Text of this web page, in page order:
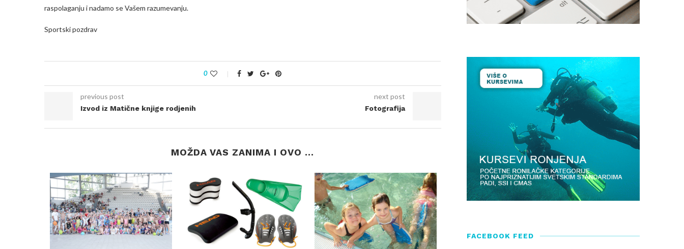
raspolaganju i nadamo se Vašem razumevanju.
Sportski pozdrav
0
previous post
Izvod iz Matične knjige rodjenih
next post
Fotografija
MOŽDA VAS ZANIMA I OVO ...
FACEBOOK FEED